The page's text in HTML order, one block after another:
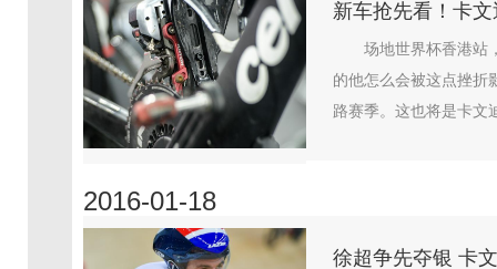
新车抢先看！卡
场地世界杯香港站
的他怎么会被这点挫折
路赛季。这也将是卡文
2016-01-18
徐超争先夺银 卡